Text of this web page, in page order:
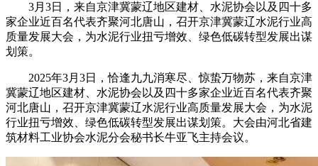
3月3日，来自京津冀蒙辽地区建材、水泥协会以及四十多
家企业近百名代表齐聚河北唐山，召开京津冀蒙辽水泥行业高
质量发展大会，为水泥行业扭亏增效、绿色低碳转型发展出谋
划策。
2025年3月3日，恰逢九九消寒尽、惊蛰万物苏，来自京津
冀蒙辽地区建材、水泥协会以及四十多家企业近百名代表齐聚
河北唐山，召开京津冀蒙辽水泥行业高质量发展大会，为水泥
行业扭亏增效、绿色低碳转型发展出谋划策。大会由河北省建
筑材料工业协会水泥分会秘书长牛亚飞主持会议。